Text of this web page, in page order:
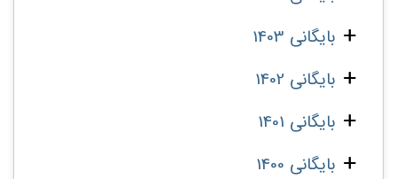
بایگانی 1403
بایگانی 1402
بایگانی 1401
بایگانی 1400